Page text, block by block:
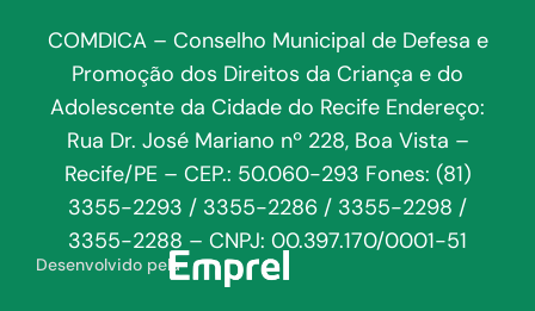
COMDICA – Conselho Municipal de Defesa e
Promoção dos Direitos da Criança e do
Adolescente da Cidade do Recife Endereço:
Rua Dr. José Mariano nº 228, Boa Vista –
Recife/PE – CEP.: 50.060-293 Fones: (81)
3355-2293 / 3355-2286 / 3355-2298 /
3355-2288 – CNPJ: 00.397.170/0001-51
Desenvolvido pela